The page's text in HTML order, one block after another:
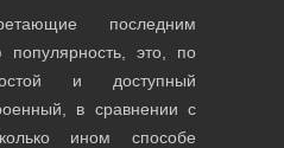
Плюс
FM
последним
это, по
и доступный
в сравнении с
ином способе